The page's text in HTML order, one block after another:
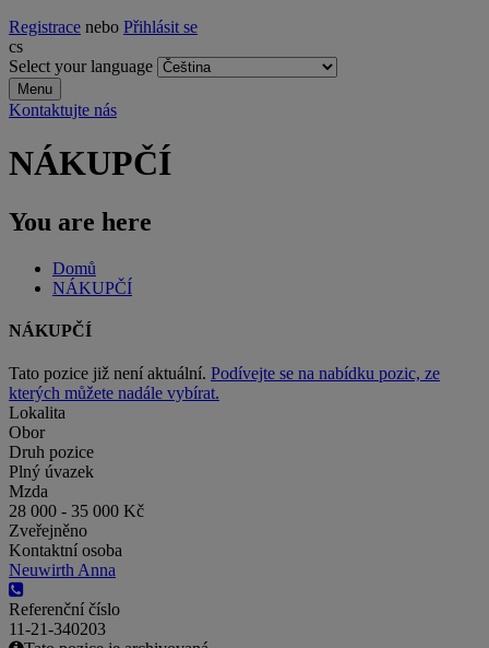
Registrace nebo Přihlásit se
cs
Select your language
Menu
Kontaktujte nás
NÁKUPČÍ
You are here
Domů
NÁKUPČÍ
NÁKUPČÍ
Tato pozice již není aktuální. Podívejte se na nabídku pozic, ze
kterých můžete nadále vybírat.
Lokalita
Obor
Druh pozice
Plný úvazek
Mzda
28 000 - 35 000 Kč
Zveřejněno
Kontaktní osoba
Neuwirth Anna
Referenční číslo
11-21-340203